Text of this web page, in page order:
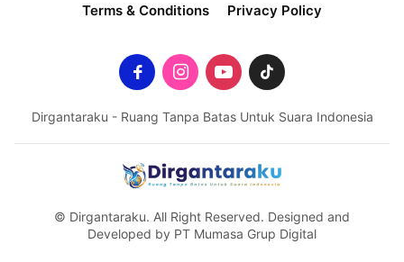
Terms & Conditions
Privacy Policy
Dirgantaraku - Ruang Tanpa Batas Untuk Suara Indonesia
© Dirgantaraku. All Right Reserved. Designed and
Developed by PT Mumasa Grup Digital